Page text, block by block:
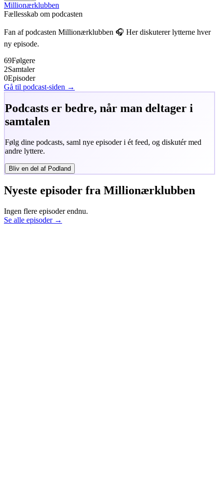
Millionærklubben
Fællesskab om podcasten
Fan af podcasten Millionærklubben 🎧 Her diskuterer lytterne hver
ny episode.
69Følgere
2Samtaler
0Episoder
Gå til podcast-siden →
Podcasts er bedre, når man deltager i
samtalen
Følg dine podcasts, saml nye episoder i ét feed, og diskutér med
andre lyttere.
Bliv en del af Podland
Nyeste episoder fra Millionærklubben
Ingen flere episoder endnu.
Se alle episoder →